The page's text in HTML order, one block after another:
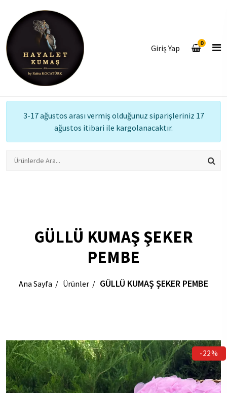
Giriş Yap
0
3-17 ağustos arası vermiş olduğunuz siparişleriniz 17
ağustos itibari ile kargolanacaktır.
GÜLLÜ KUMAŞ ŞEKER
PEMBE
Ana Sayfa Ürünler GÜLLÜ KUMAŞ ŞEKER PEMBE
-22%